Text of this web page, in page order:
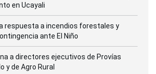
en Ucayali
respuesta a incendios forestales y
ante El Niño
a directores ejecutivos de Provías
y de Agro Rural